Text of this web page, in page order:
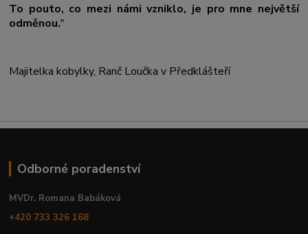
To pouto, co mezi námi vzniklo, je pro mne největší
odměnou."
Majitelka kobylky, Ranč Loučka v Předklášteří
Odborné poradenství
MVDr. Romana Babáková
+420 733 326 168